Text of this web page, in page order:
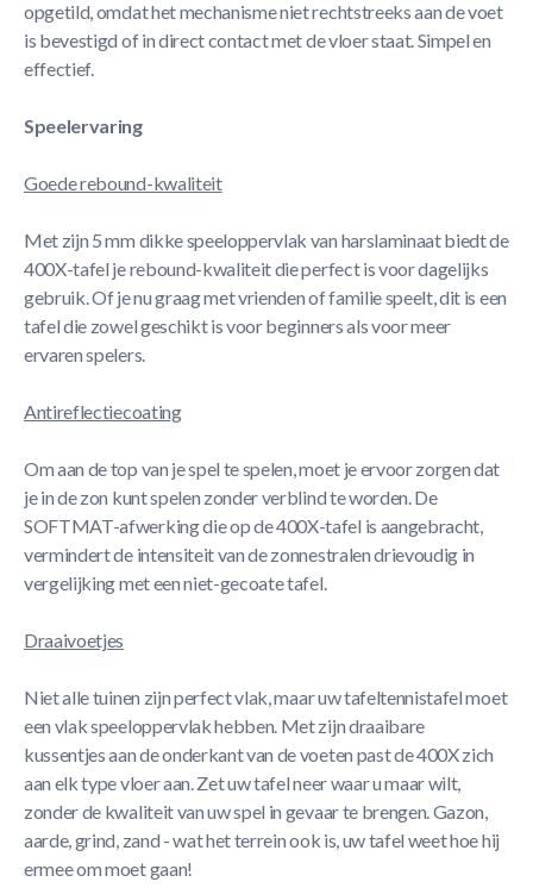
opgetild, omdat het mechanisme niet rechtstreeks aan de voet
is bevestigd of in direct contact met de vloer staat. Simpel en
effectief.
Speelervaring
Goede rebound-kwaliteit
Met zijn 5 mm dikke speeloppervlak van harslaminaat biedt de
400X-tafel je rebound-kwaliteit die perfect is voor dagelijks
gebruik. Of je nu graag met vrienden of familie speelt, dit is een
tafel die zowel geschikt is voor beginners als voor meer
ervaren spelers.
Antireflectiecoating
Om aan de top van je spel te spelen, moet je ervoor zorgen dat
je in de zon kunt spelen zonder verblind te worden. De
SOFTMAT-afwerking die op de 400X-tafel is aangebracht,
vermindert de intensiteit van de zonnestralen drievoudig in
vergelijking met een niet-gecoate tafel.
Draaivoetjes
Niet alle tuinen zijn perfect vlak, maar uw tafeltennistafel moet
een vlak speeloppervlak hebben. Met zijn draaibare
kussentjes aan de onderkant van de voeten past de 400X zich
aan elk type vloer aan. Zet uw tafel neer waar u maar wilt,
zonder de kwaliteit van uw spel in gevaar te brengen. Gazon,
aarde, grind, zand - wat het terrein ook is, uw tafel weet hoe hij
ermee om moet gaan!